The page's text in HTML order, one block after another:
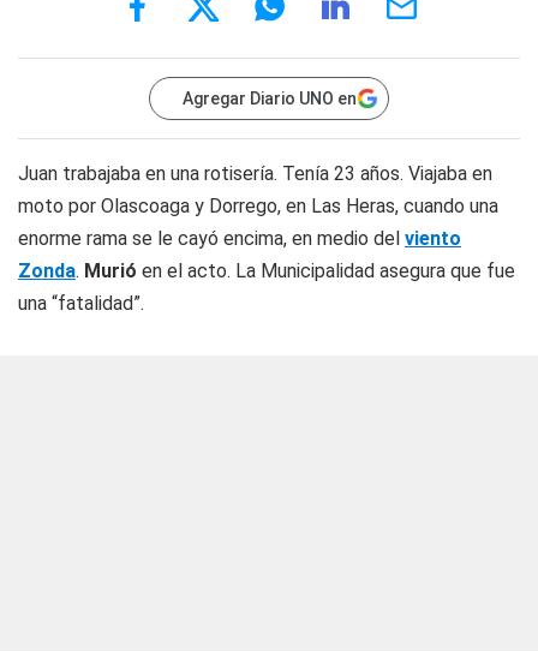
Agregar Diario UNO en
Juan trabajaba en una rotisería. Tenía 23 años. Viajaba en
moto por Olascoaga y Dorrego, en Las Heras, cuando una
enorme rama se le cayó encima, en medio del viento
Zonda. Murió en el acto. La Municipalidad asegura que fue
una “fatalidad”.